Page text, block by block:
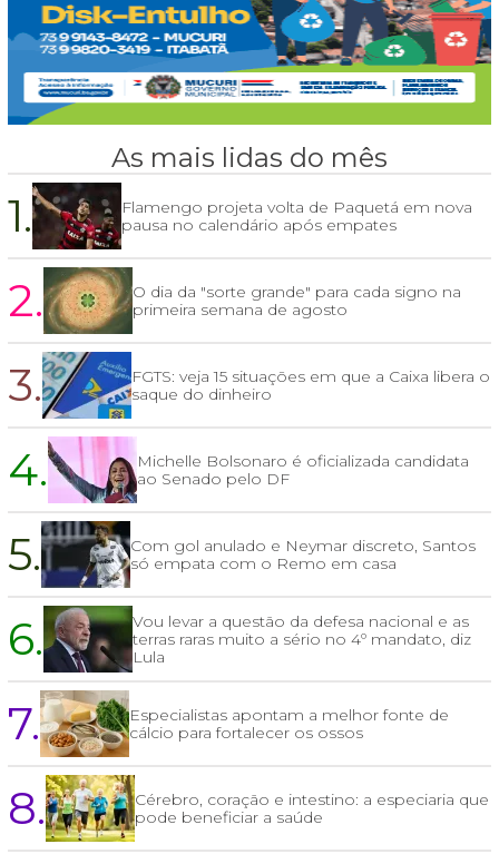
As mais lidas do mês
1.
Flamengo projeta volta de Paquetá em nova
pausa no calendário após empates
2.
O dia da "sorte grande" para cada signo na
primeira semana de agosto
3.
FGTS: veja 15 situações em que a Caixa libera o
saque do dinheiro
4.
Michelle Bolsonaro é oficializada candidata
ao Senado pelo DF
5.
Com gol anulado e Neymar discreto, Santos
só empata com o Remo em casa
6.
Vou levar a questão da defesa nacional e as
terras raras muito a sério no 4º mandato, diz
Lula
7.
Especialistas apontam a melhor fonte de
cálcio para fortalecer os ossos
8.
Cérebro, coração e intestino: a especiaria que
pode beneficiar a saúde